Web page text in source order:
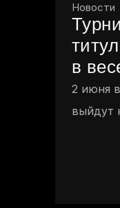
Новости
в
2 июня
выйдут